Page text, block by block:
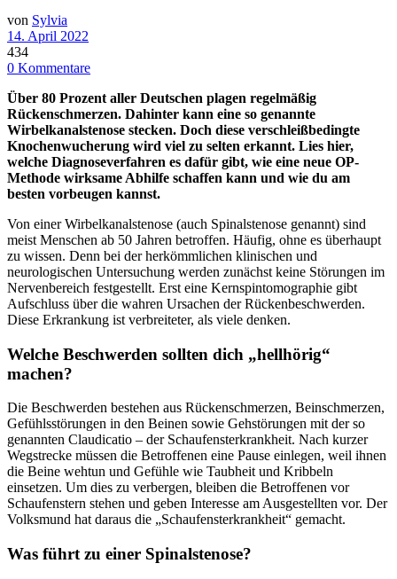
von Sylvia
14. April 2022
434
0 Kommentare
Über 80 Prozent aller Deutschen plagen regelmäßig
Rückenschmerzen. Dahinter kann eine so genannte
Wirbelkanalstenose stecken. Doch diese verschleißbedingte
Knochenwucherung wird viel zu selten erkannt. Lies hier,
welche Diagnoseverfahren es dafür gibt, wie eine neue OP-
Methode wirksame Abhilfe schaffen kann und wie du am
besten vorbeugen kannst.
Von einer Wirbelkanalstenose (auch Spinalstenose genannt) sind
meist Menschen ab 50 Jahren betroffen. Häufig, ohne es überhaupt
zu wissen. Denn bei der herkömmlichen klinischen und
neurologischen Untersuchung werden zunächst keine Störungen im
Nervenbereich festgestellt. Erst eine Kernspintomographie gibt
Aufschluss über die wahren Ursachen der Rückenbeschwerden.
Diese Erkrankung ist verbreiteter, als viele denken.
Welche Beschwerden sollten dich „hellhörig“
machen?
Die Beschwerden bestehen aus Rückenschmerzen, Beinschmerzen,
Gefühlsstörungen in den Beinen sowie Gehstörungen mit der so
genannten Claudicatio – der Schaufensterkrankheit. Nach kurzer
Wegstrecke müssen die Betroffenen eine Pause einlegen, weil ihnen
die Beine wehtun und Gefühle wie Taubheit und Kribbeln
einsetzen. Um dies zu verbergen, bleiben die Betroffenen vor
Schaufenstern stehen und geben Interesse am Ausgestellten vor. Der
Volksmund hat daraus die „Schaufensterkrankheit“ gemacht.
Was führt zu einer Spinalstenose?